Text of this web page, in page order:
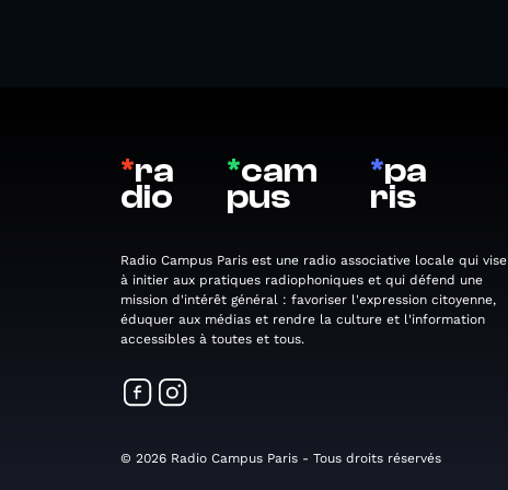
*ra
dio
*cam
pus
*pa
ris
Radio Campus Paris est une radio associative locale qui vise
à initier aux pratiques radiophoniques et qui défend une
mission d'intérêt général : favoriser l'expression citoyenne,
éduquer aux médias et rendre la culture et l'information
accessibles à toutes et tous.
© 2026 Radio Campus Paris - Tous droits réservés